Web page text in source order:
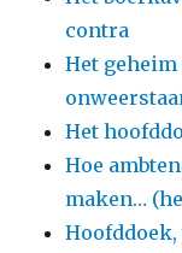
contra
Het
Het
Hoe
maken…